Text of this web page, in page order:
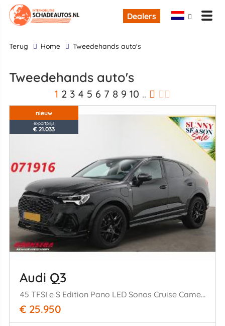
Dealers
terug Home Tweedehands auto's
Tweedehands auto's
1 2 3 4 5 6 7 8 9 10 ..
nieuw
exportprijs
€ 21.033
Audi Q3
45 TFSI e S Edition Pano LED Sonos Cruise Camera SHZ
€ 25.950